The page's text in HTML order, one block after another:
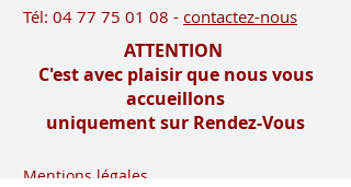
Tél: 04 77 75 01 08 - contactez-nous
ATTENTION
C'est avec plaisir que nous vous
accueillons
uniquement sur Rendez-Vous
Mentions légales